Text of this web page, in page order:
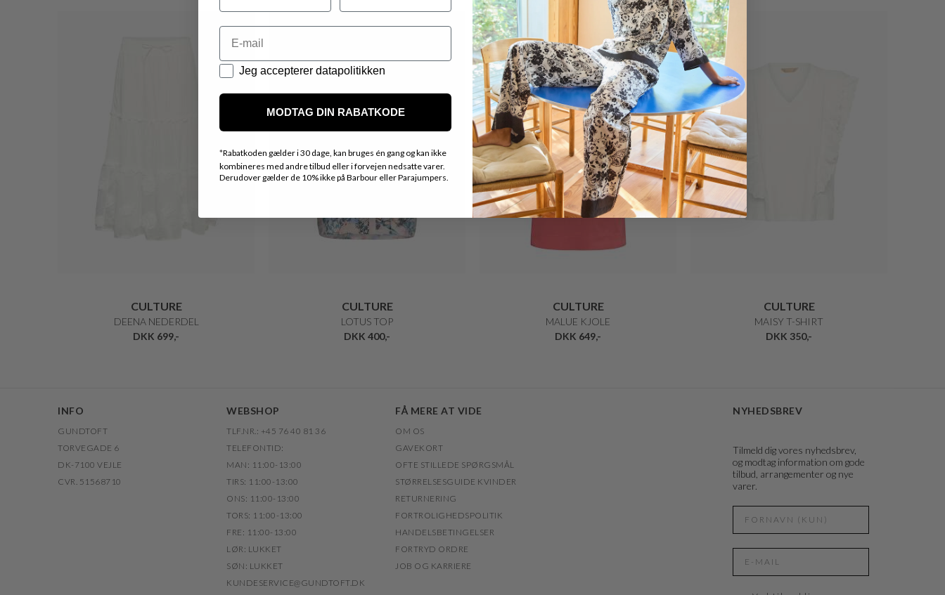
CULTURE
DEENA NEDERDEL
DKK 699,-
CULTURE
LOTUS TOP
DKK 400,-
CULTURE
MALUE KJOLE
DKK 649,-
CULTURE
MAISY T-SHIRT
DKK 350,-
INFO
GUNDTOFT
TORVEGADE 6
DK-7100 VEJLE
CVR. 51568710
WEBSHOP
TLF.NR.: +45 76 40 81 36
TELEFONTID:
MAN: 11:00-13:00
TIRS: 11:00-13:00
ONS: 11:00-13:00
TORS: 11:00-13:00
FRE: 11:00-13:00
LØR: LUKKET
SØN: LUKKET
KUNDESERVICE@GUNDTOFT.DK
FÅ MERE AT VIDE
OM OS
GAVEKORT
OFTE STILLEDE SPØRGSMÅL
STØRRELSESGUIDE KVINDER
RETURNERING
FORTROLIGHEDSPOLITIK
HANDELSBETINGELSER
FORTRYD ORDRE
JOB OG KARRIERE
NYHEDSBREV
Tilmeld dig vores nyhedsbrev,
og modtag information om gode
tilbud, arrangementer og nye
varer.
Email
Datapolitik
Jeg accepterer datapolitikken
MODTAG DIN RABATKODE
*Rabatkoden gælder i 30 dage, kan bruges én gang og kan ikke
kombineres med andre tilbud eller i forvejen nedsatte varer.
Derudover gælder de 10% ikke på Barbour eller Parajumpers.